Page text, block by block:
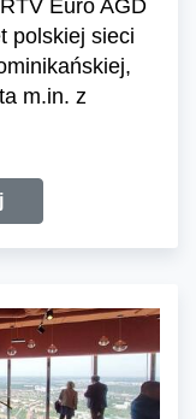
Euro AGD
polskiej sieci
m.in. z